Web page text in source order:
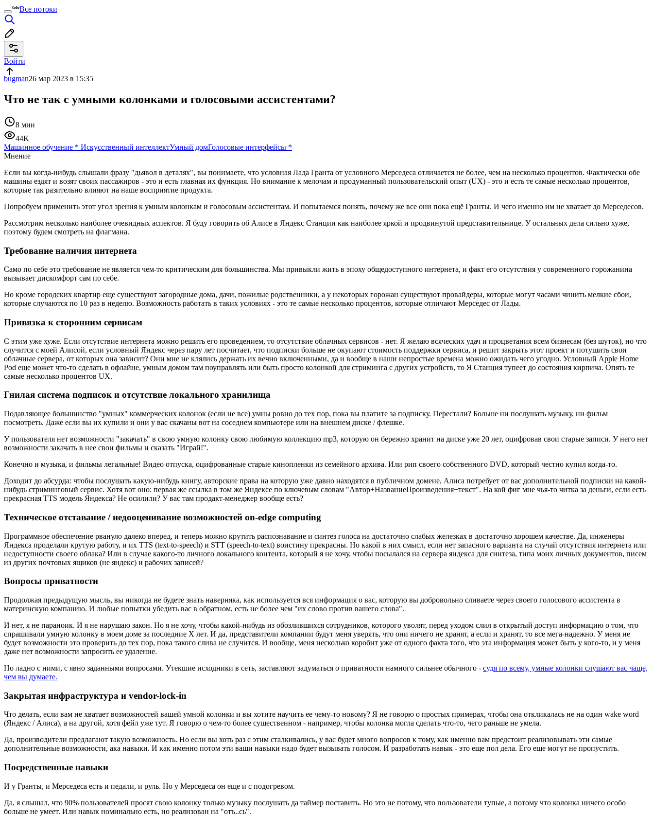
Все потоки
Войти
bugman26 мар 2023 в 15:35
Что не так с умными колонками и голосовыми ассистентами?
8 мин
44K
Машинное обучение * Искусственный интеллектУмный домГолосовые интерфейсы *
Мнение
Если вы когда-нибудь слышали фразу "дьявол в деталях", вы понимаете, что условная Лада Гранта от условного Мерседеса отличается не более, чем на несколько процентов. Фактически обе
машины ездят и возят своих пассажиров - это и есть главная их функция. Но внимание к мелочам и продуманный пользовательский опыт (UX) - это и есть те самые несколько процентов,
которые так разительно влияют на наше восприятие продукта.
Попробуем применить этот угол зрения к умным колонкам и голосовым ассистентам. И попытаемся понять, почему же все они пока ещё Гранты. И чего именно им не хватает до Мерседесов.
Рассмотрим несколько наиболее очевидных аспектов. Я буду говорить об Алисе в Яндекс Станции как наиболее яркой и продвинутой представительнице. У остальных дела сильно хуже,
поэтому будем смотреть на флагмана.
Требование наличия интернета
Само по себе это требование не является чем-то критическим для большинства. Мы привыкли жить в эпоху общедоступного интернета, и факт его отсутствия у современного горожанина
вызывает дискомфорт сам по себе.
Но кроме городских квартир еще существуют загородные дома, дачи, пожилые родственники, а у некоторых горожан существуют провайдеры, которые могут часами чинить мелкие сбои,
которые случаются по 10 раз в неделю. Возможность работать в таких условиях - это те самые несколько процентов, которые отличают Мерседес от Лады.
Привязка к сторонним сервисам
С этим уже хуже. Если отсутствие интернета можно решить его проведением, то отсутствие облачных сервисов - нет. Я желаю всяческих удач и процветания всем бизнесам (без шуток), но что
случится с моей Алисой, если условный Яндекс через пару лет посчитает, что подписки больше не окупают стоимость поддержки сервиса, и решит закрыть этот проект и потушить свои
облачные сервера, от которых она зависит? Они мне не клялись держать их вечно включенными, да и вообще в наши непростые времена можно ожидать чего угодно. Условный Apple Home
Pod еще может что-то сделать в офлайне, умным домом там поуправлять или быть просто колонкой для стриминга с других устройств, то Я Станция тупеет до состояния кирпича. Опять те
самые несколько процентов UX.
Гнилая система подписок и отсутствие локального хранилища
Подавляющее большинство "умных" коммерческих колонок (если не все) умны ровно до тех пор, пока вы платите за подписку. Перестали? Больше ни послушать музыку, ни фильм
посмотреть. Даже если вы их купили и они у вас скачаны вот на соседнем компьютере или на внешнем диске / флешке.
У пользователя нет возможности "закачать" в свою умную колонку свою любимую коллекцию mp3, которую он бережно хранит на диске уже 20 лет, оцифровав свои старые записи. У него нет
возможности закачать в нее свои фильмы и сказать "Играй!".
Конечно и музыка, и фильмы легальные! Видео отпуска, оцифрованные старые кинопленки из семейного архива. Или рип своего собственного DVD, который честно купил когда-то.
Доходит до абсурда: чтобы послушать какую-нибудь книгу, авторские права на которую уже давно находятся в публичном домене, Алиса потребует от вас дополнительной подписки на какой-
нибудь стриминговый сервис. Хотя вот оно: первая же ссылка в том же Яндексе по ключевым словам "Автор+НазваниеПроизведения+текст". На кой фиг мне чья-то читка за деньги, если есть
прекрасная TTS модель Яндекса? Не осилили? У вас там продакт-менеджер вообще есть?
Техническое отставание / недооценивание возможностей on-edge computing
Программное обеспечение рвануло далеко вперед, и теперь можно крутить распознавание и синтез голоса на достаточно слабых железках в достаточно хорошем качестве. Да, инженеры
Яндекса проделали крутую работу, и их TTS (text-to-speech) и STT (speech-to-text) воистину прекрасны. Но какой в них смысл, если нет запасного варианта на случай отсутствия интернета или
недоступности своего облака? Или в случае какого-то личного локального контента, который я не хочу, чтобы посылался на сервера яндекса для синтеза, типа моих личных документов, писем
из других почтовых ящиков (не яндекс) и рабочих записей?
Вопросы приватности
Продолжая предыдущую мысль, вы никогда не будете знать наверняка, как используется вся информация о вас, которую вы добровольно сливаете через своего голосового ассистента в
материнскую компанию. И любые попытки убедить вас в обратном, есть не более чем "их слово против вашего слова".
И нет, я не параноик. И я не нарушаю закон. Но я не хочу, чтобы какой-нибудь из обозлившихся сотрудников, которого уволят, перед уходом слил в открытый доступ информацию о том, что
спрашивали умную колонку в моем доме за последние Х лет. И да, представители компании будут меня уверять, что они ничего не хранят, а если и хранят, то все мега-надежно. У меня не
будет возможности это проверить до тех пор, пока такого слива не случится. И вообще, меня несколько коробит уже от одного факта того, что эта информация может быть у кого-то, и у меня
даже нет возможности запросить ее удаление.
Но ладно с ними, с явно заданными вопросами. Утекшие исходники в сеть, заставляют задуматься о приватности намного сильнее обычного - судя по всему, умные колонки слушают вас чаще,
чем вы думаете.
Закрытая инфраструктура и vendor-lock-in
Что делать, если вам не хватает возможностей вашей умной колонки и вы хотите научить ее чему-то новому? Я не говорю о простых примерах, чтобы она откликалась не на один wake word
(Яндекс / Алиса), а на другой, хотя фейл уже тут. Я говорю о чем-то более существенном - например, чтобы колонка могла сделать что-то, чего раньше не умела.
Да, производители предлагают такую возможность. Но если вы хоть раз с этим сталкивались, у вас будет много вопросов к тому, как именно вам предстоит реализовывать эти самые
дополнительные возможности, ака навыки. И как именно потом эти ваши навыки надо будет вызывать голосом. И разработать навык - это еще пол дела. Его еще могут не пропустить.
Посредственные навыки
И у Гранты, и Мерседеса есть и педали, и руль. Но у Мерседеса он еще и с подогревом.
Да, я слышал, что 90% пользователей просят свою колонку только музыку послушать да таймер поставить. Но это не потому, что пользователи тупые, а потому что колонка ничего особо
больше не умеет. Или навык номинально есть, но реализован на "отъ..сь".